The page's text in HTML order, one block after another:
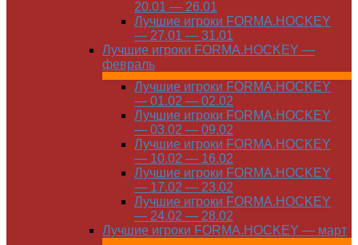
20.01 — 26.01
Лучшие игроки FORMA.HOCKEY
— 27.01 — 31.01
Лучшие игроки FORMA.HOCKEY —
февраль
Лучшие игроки FORMA.HOCKEY
— 01.02 — 02.02
Лучшие игроки FORMA.HOCKEY
— 03.02 — 09.02
Лучшие игроки FORMA.HOCKEY
— 10.02 — 16.02
Лучшие игроки FORMA.HOCKEY
— 17.02 — 23.02
Лучшие игроки FORMA.HOCKEY
— 24.02 — 28.02
Лучшие игроки FORMA.HOCKEY — март